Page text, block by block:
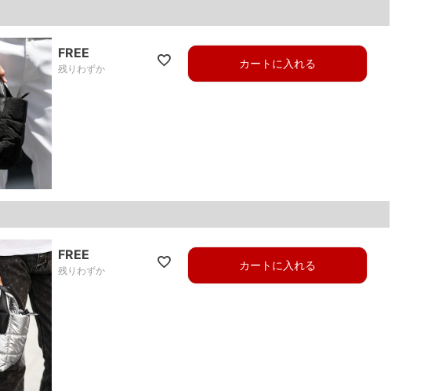
FREE
残りわずか カートに入れる
FREE
残りわずか カートに入れる